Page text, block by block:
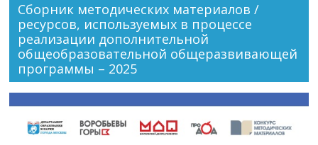
Сборник методических материалов /
ресурсов, используемых в процессе
реализации дополнительной
общеобразовательной общеразвивающей
программы – 2025